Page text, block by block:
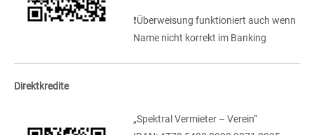
❗Überweisung funktioniert auch wenn
Name nicht korrekt im Banking
Direktkredite
„Spektral Vermieter – Verein“